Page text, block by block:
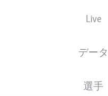
Live
データ
選手
金, 23.04.2027 - 日,